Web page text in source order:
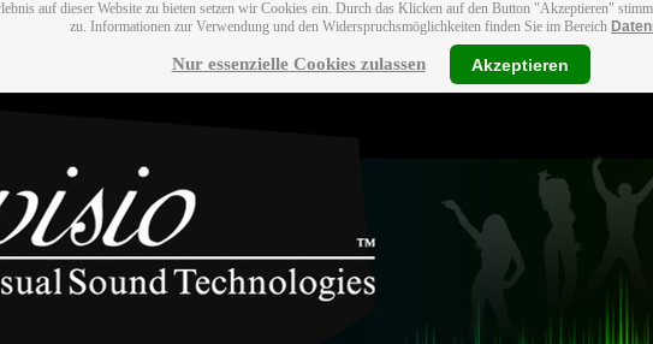
auf dieser Website zu bieten setzen wir Cookies ein. Durch das Klicken auf den Button "Akzeptieren"
zu. Informationen zur Verwendung und den Widerspruchsmöglichkeiten finden Sie im Bereich
Nur essenzielle Cookies zulassen Akzeptieren